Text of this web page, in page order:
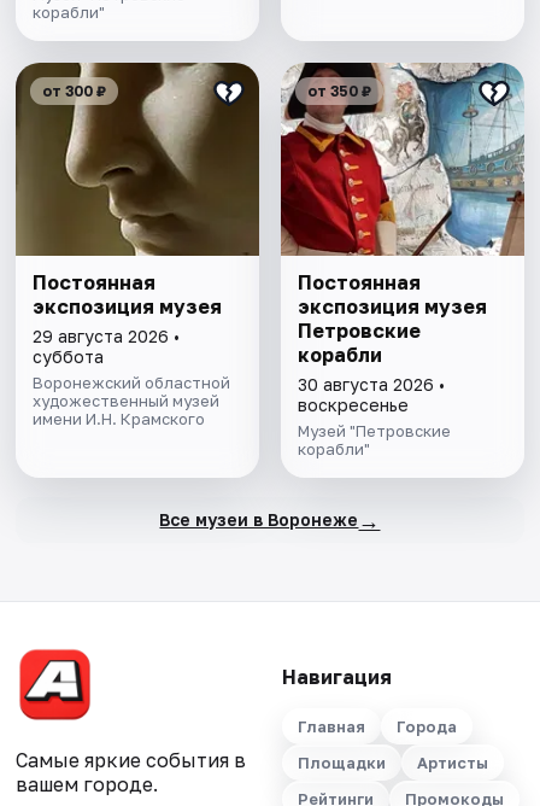
корабли"
от 300 ₽
Постоянная
экспозиция музея
29 августа 2026 •
суббота
Воронежский областной
художественный музей
имени И.Н. Крамского
от 350 ₽
Постоянная
экспозиция музея
Петровские
корабли
30 августа 2026 •
воскресенье
Музей "Петровские
корабли"
Все музеи в Воронеже →
Самые яркие события в
вашем городе.
Навигация
Главная
Города
Площадки
Артисты
Рейтинги
Промокоды